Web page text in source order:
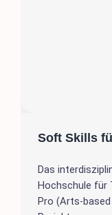
Soft Skills
Das
Hochschule für
Pro (Arts-